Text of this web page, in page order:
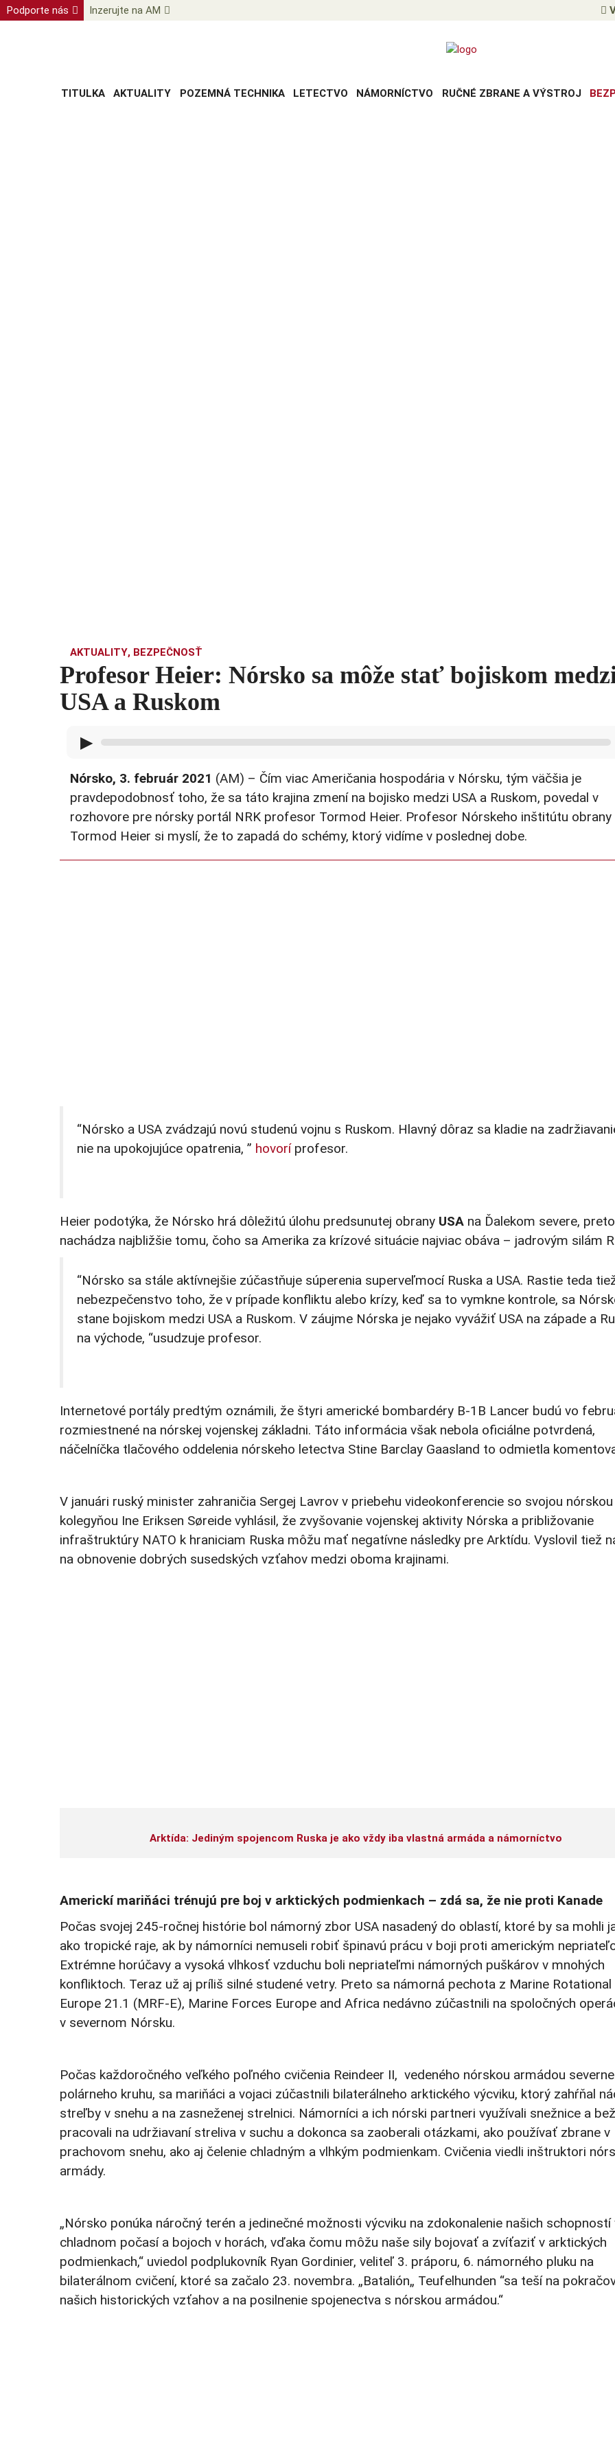
Podporte nás Inzerujte na AM
TITULKA AKTUALITY POZEMNÁ TECHNIKA LETECTVO NÁMORNÍCTVO RUČNÉ ZBRANE A VÝSTROJ
AKTUALITY, BEZPEČNOSŤ
Profesor Heier: Nórsko sa môže stať bojiskom
USA a Ruskom
▶
Nórsko, 3. február 2021 (AM) – Čím viac Američania hospodária v Nórsku, tým väčšia je
pravdepodobnosť toho, že sa táto krajina zmení na bojisko medzi USA a Ruskom, povedal v
rozhovore pre nórsky portál NRK profesor Tormod Heier. Profesor Nórskeho inštitútu obrany
Tormod Heier si myslí, že to zapadá do schémy, ktorý vidíme v poslednej dobe.
“Nórsko a USA zvádzajú novú studenú vojnu s Ruskom. Hlavný dôraz sa kladie na
nie na upokojujúce opatrenia, ” hovoríprofesor.
Heier podotýka, že Nórsko hrá dôležitú úlohu predsunutej obrany USA na Ďalekom severe,
nachádza najbližšie tomu, čoho sa Amerika za krízové situácie najviac obáva – jadrovým silám
“Nórsko sa stále aktívnejšie zúčastňuje súperenia superveľmocí Ruska a USA. Rastie teda
nebezpečenstvo toho, že v prípade konfliktu alebo krízy, keď sa to vymkne kontrole, sa
stane bojiskom medzi USA a Ruskom. V záujme Nórska je nejako vyvážiť USA na západe a
na východe, “usudzuje profesor.
Internetové portály predtým oznámili, že štyri americké bombardéry B-1B Lancer budú vo
rozmiestnené na nórskej vojenskej základni. Táto informácia však nebola oficiálne potvrdená,
náčelníčka tlačového oddelenia nórskeho letectva Stine Barclay Gaasland to odmietla
V januári ruský minister zahraničia Sergej Lavrov v priebehu videokonferencie so svojou nórskou
kolegyňou Ine Eriksen Søreide vyhlásil, že zvyšovanie vojenskej aktivity Nórska a približovanie
infraštruktúry NATO k hraniciam Ruska môžu mať negatívne následky pre Arktídu. Vyslovil tiež
na obnovenie dobrých susedských vzťahov medzi oboma krajinami.
Arktída: Jediným spojencom Ruska je ako vždy iba vlastná armáda a námorníctvo
Americkí mariňáci trénujú pre boj v arktických podmienkach – zdá sa, že nie proti Kanade
Počas svojej 245-ročnej histórie bol námorný zbor USA nasadený do oblastí, ktoré by sa mohli
ako tropické raje, ak by námorníci nemuseli robiť špinavú prácu v boji proti americkým
Extrémne horúčavy a vysoká vlhkosť vzduchu boli nepriateľmi námorných puškárov v mnohých
konfliktoch. Teraz už aj príliš silné studené vetry. Preto sa námorná pechota z Marine
Europe 21.1 (MRF-E), Marine Forces Europe and Africa nedávno zúčastnili na spoločných
v severnom Nórsku.
Počas každoročného veľkého poľného cvičenia Reindeer II, vedeného nórskou armádou
polárneho kruhu, sa mariňáci a vojaci zúčastnili bilaterálneho arktického výcviku, ktorý zahŕňal
streľby v snehu a na zasneženej strelnici. Námorníci a ich nórski partneri využívali snežnice a
pracovali na udržiavaní streliva v suchu a dokonca sa zaoberali otázkami, ako používať zbrane v
prachovom snehu, ako aj čelenie chladným a vlhkým podmienkam. Cvičenia viedli inštruktori
armády.
„Nórsko ponúka náročný terén a jedinečné možnosti výcviku na zdokonalenie našich schopností
chladnom počasí a bojoch v horách, vďaka čomu môžu naše sily bojovať a zvíťaziť v arktických
podmienkach,“ uviedol podplukovník Ryan Gordinier, veliteľ 3. práporu, 6. námorného pluku na
bilaterálnom cvičení, ktoré sa začalo 23. novembra. „Batalión„ Teufelhunden “sa teší na
našich historických vzťahov a na posilnenie spojenectva s nórskou armádou.“